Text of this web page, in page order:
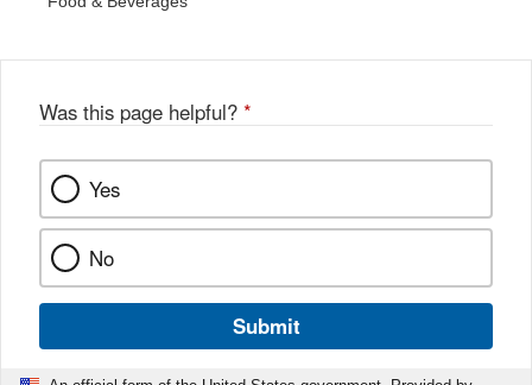
Was this page helpful? *
Yes
No
Submit